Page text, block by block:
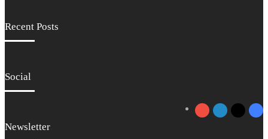
Recent Posts
Social
X
LinkedIn
YouTube
Newsletter